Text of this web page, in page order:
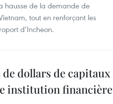
hausse de la demande de
tout en renforçant les
d’Incheon.
dollars de capitaux
institution financière